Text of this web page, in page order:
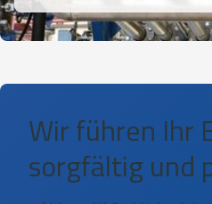
Wir führen Ihr
sorgfältig und